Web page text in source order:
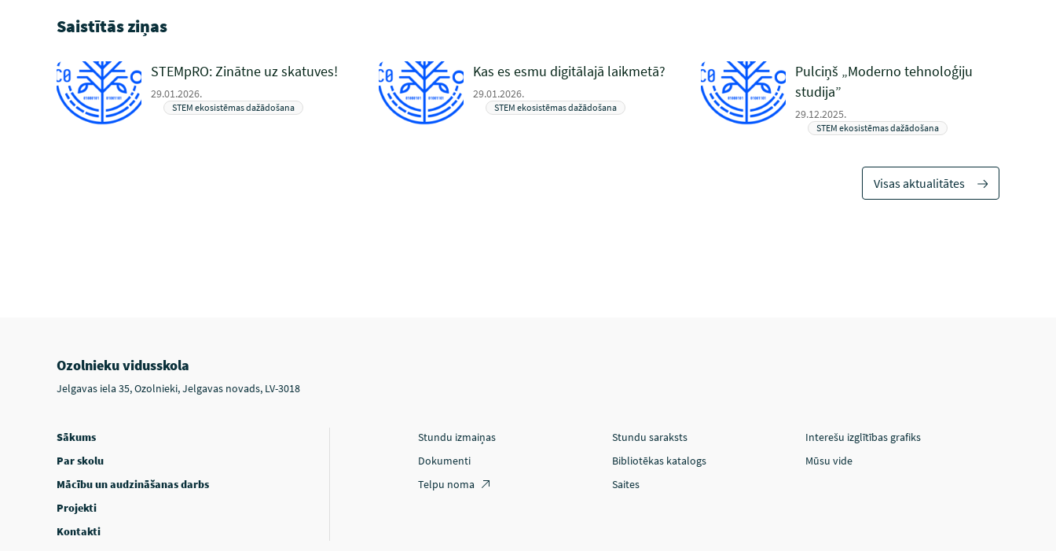
Saistītās ziņas
STEMpRO: Zinātne uz skatuves!
29.01.2026.
STEM ekosistēmas dažādošana
Kas es esmu digitālajā laikmetā?
29.01.2026.
STEM ekosistēmas dažādošana
Pulciņš „Moderno tehnoloģiju
studija”
29.12.2025.
STEM ekosistēmas dažādošana
Visas aktualitātes
Ozolnieku vidusskola
Jelgavas iela 35, Ozolnieki, Jelgavas novads, LV-3018
Sākums
Par skolu
Mācību un audzināšanas darbs
Projekti
Kontakti
Stundu izmaiņas Stundu saraksts
Interešu izglītības grafiks
Dokumenti
Bibliotēkas katalogs
Mūsu vide
Telpu noma
Saites